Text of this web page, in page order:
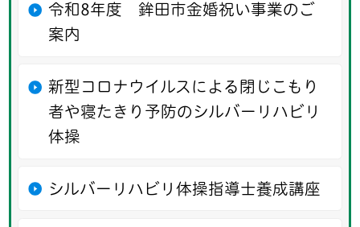
令和8年度 鉾田市金婚祝い事業のご
案内
新型コロナウイルスによる閉じこもり
者や寝たきり予防のシルバーリハビリ
体操
シルバーリハビリ体操指導士養成講座